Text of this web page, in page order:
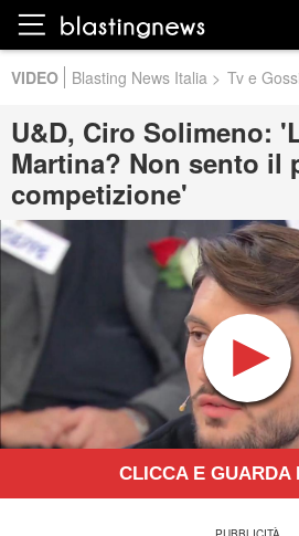
VIDEO Blasting News Italia > Tv e
U&D, Ciro Solimeno:
Martina? Non sento il
competizione'
CLICCA E GUARDA